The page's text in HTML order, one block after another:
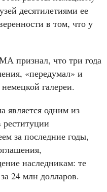
десятилетиями ее
в том, что у
признал, что три года
«передумал» и
галереи.
является одним из
за последние годы,
наследникам: те
24 млн долларов.